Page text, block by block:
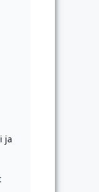
ja